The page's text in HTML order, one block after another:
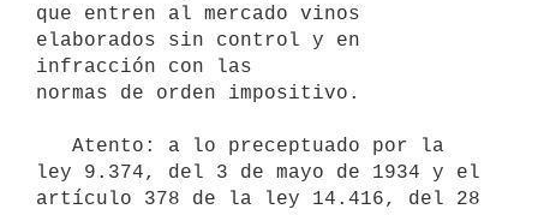
que entren al mercado vinos
elaborados sin control y en
infracción con las
normas de orden impositivo.
ley 9.374, del 3 de mayo de 1934 y el
artículo 378 de la ley 14.416, del 28